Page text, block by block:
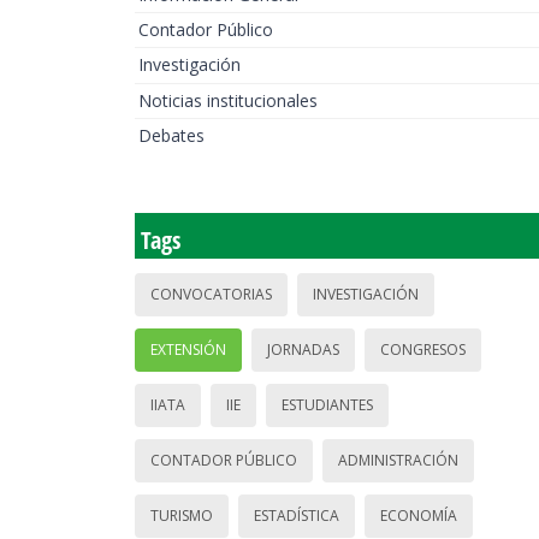
Contador Público
Investigación
Noticias institucionales
Debates
Tags
CONVOCATORIAS INVESTIGACIÓN
EXTENSIÓN JORNADAS CONGRESOS
IIATA IIE ESTUDIANTES
CONTADOR PÚBLICO ADMINISTRACIÓN
TURISMO ESTADÍSTICA ECONOMÍA